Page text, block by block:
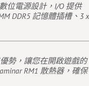
位電源設計，I/O 提供
DDR5 記憶體插槽、3 x
勢，讓您在開啟遊戲的
RM1 散熱器，確保